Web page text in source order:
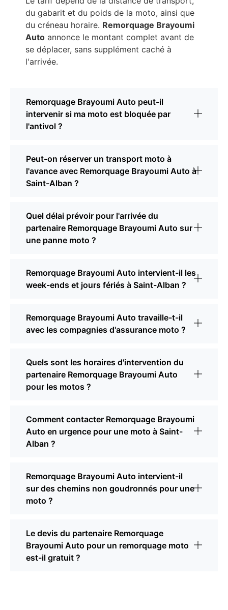
du gabarit et du poids de la moto, ainsi que
du créneau horaire. Remorquage Brayoumi
Auto annonce le montant complet avant de
se déplacer, sans supplément caché à
l'arrivée.
Remorquage Brayoumi Auto peut-il
intervenir si ma moto est bloquée par
l'antivol ?
Peut-on réserver un transport moto à
l'avance avec Remorquage Brayoumi Auto à
Saint-Alban ?
Quel délai prévoir pour l'arrivée du
partenaire Remorquage Brayoumi Auto sur
une panne moto ?
Remorquage Brayoumi Auto intervient-il les
week-ends et jours fériés à Saint-Alban ?
Remorquage Brayoumi Auto travaille-t-il
avec les compagnies d'assurance moto ?
Quels sont les horaires d'intervention du
partenaire Remorquage Brayoumi Auto
pour les motos ?
Comment contacter Remorquage Brayoumi
Auto en urgence pour une moto à Saint-
Alban ?
Remorquage Brayoumi Auto intervient-il
sur des chemins non goudronnés pour une
moto ?
Le devis du partenaire Remorquage
Brayoumi Auto pour un remorquage moto
est-il gratuit ?